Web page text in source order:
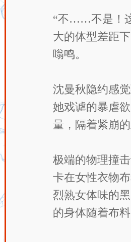
“不……不是！
大的体型差距
嗡鸣。
沈曼秋隐约感
她戏谑的暴虐
量，隔着紧崩
极端的物理撞
卡在女性衣物
烈熟女体味的
的身体随着布